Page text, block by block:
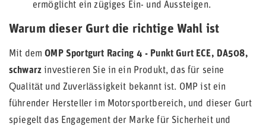
ermöglicht ein zügiges Ein- und Aussteigen.
Warum dieser Gurt die richtige Wahl ist
Mit demOMP Sportgurt Racing 4 - Punkt Gurt ECE, DA508,
schwarz investieren Sie in ein Produkt, das für seine
Qualität und Zuverlässigkeit bekannt ist. OMP ist ein
führender Hersteller im Motorsportbereich, und dieser Gurt
spiegelt das Engagement der Marke für Sicherheit und